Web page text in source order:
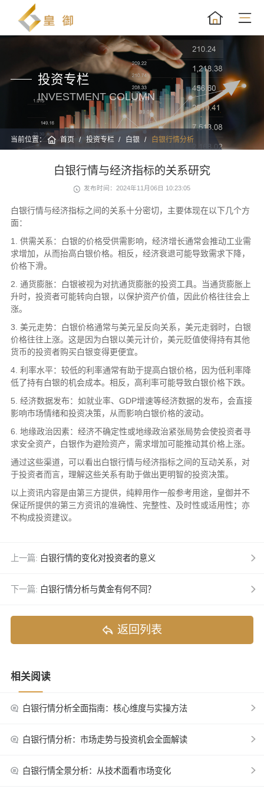
投资专栏
INVESTMENT COLUMN
当前位置： 首页 投资专栏 白银 白银行情分析
白银行情与经济指标的关系研究
发布时间：2024年11月06日 10:23:05
白银行情与经济指标之间的关系十分密切，主要体现在以下几个方
面：
1. 供需关系：白银的价格受供需影响，经济增长通常会推动工业需
求增加，从而抬高白银价格。相反，经济衰退可能导致需求下降，
价格下滑。
2. 通货膨胀：白银被视为对抗通货膨胀的投资工具。当通货膨胀上
升时，投资者可能转向白银，以保护资产价值，因此价格往往会上
涨。
3. 美元走势：白银价格通常与美元呈反向关系，美元走弱时，白银
价格往往上涨。这是因为白银以美元计价，美元贬值使得持有其他
货币的投资者购买白银变得更便宜。
4. 利率水平：较低的利率通常有助于提高白银价格，因为低利率降
低了持有白银的机会成本。相反，高利率可能导致白银价格下跌。
5. 经济数据发布：如就业率、GDP增速等经济数据的发布，会直接
影响市场情绪和投资决策，从而影响白银价格的波动。
6. 地缘政治因素：经济不确定性或地缘政治紧张局势会使投资者寻
求安全资产，白银作为避险资产，需求增加可能推动其价格上涨。
通过这些渠道，可以看出白银行情与经济指标之间的互动关系，对
于投资者而言，理解这些关系有助于做出更明智的投资决策。
以上资讯内容是由第三方提供，纯粹用作一般参考用途，皇御并不
保证所提供的第三方资讯的准确性、完整性、及时性或适用性；亦
不构成投资建议。
上一篇: 白银行情的变化对投资者的意义
下一篇: 白银行情分析与黄金有何不同？
返回列表
相关阅读
白银行情分析全面指南：核心维度与实操方法
白银行情分析：市场走势与投资机会全面解读
白银行情全景分析：从技术面看市场变化